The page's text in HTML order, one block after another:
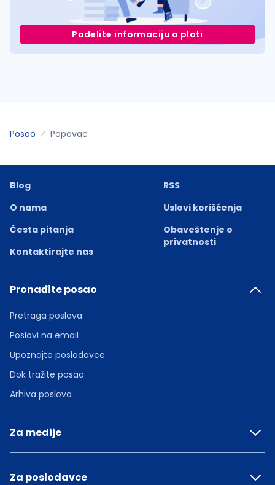
Podelite informaciju o plati
Posao Popovac
Blog
O nama
Česta pitanja
Kontaktirajte nas
RSS
Uslovi korišćenja
Obaveštenje o
privatnosti
Pronađite posao
Pretraga poslova
Poslovi na email
Upoznajte poslodavce
Dok tražite posao
Arhiva poslova
Za medije
Za poslodavce